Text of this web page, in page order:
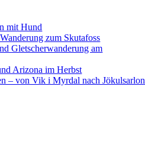
mit Hund
zum Skutafoss
Gletscherwanderung am
Arizona im Herbst
– von Vik i Myrdal nach Jökulsarlon